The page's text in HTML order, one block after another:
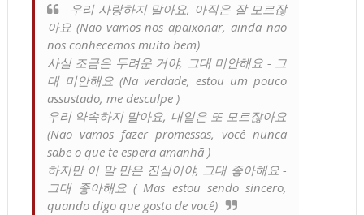
우리 사랑하지 말아요, 아직은 잘 모르잖
아요 (Não vamos nos apaixonar, ainda não
nos conhecemos muito bem)
사실 조금은 두려운 거야, 그대 미안해요 - 그
대 미안해요 (Na verdade, estou um pouco
assustado, me desculpe )
우리 약속하지 말아요, 내일은 또 모르잖아요
(Não vamos fazer promessas, você nunca
sabe o que te espera amanhã )
하지만 이 말 만은 진심이야, 그대 좋아해요 -
그대 좋아해요 ( Mas estou sendo sincero,
quando digo que gosto de você)